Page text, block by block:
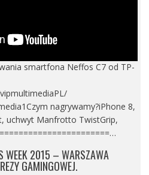
smartfona Neffos C7 od TP-
nagrywamy?iPhone 8,
uchwyt Manfrotto TwistGrip,
WEEK 2015 – WARSZAWA
GAMINGOWEJ.